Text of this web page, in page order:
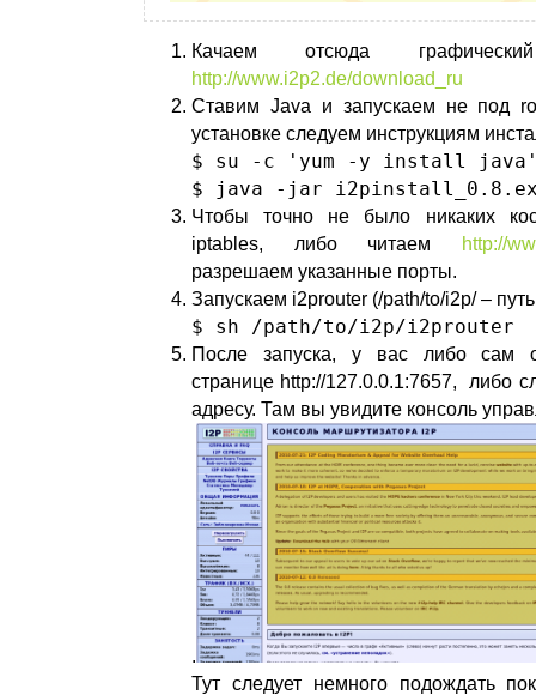
Качаем отсюда
http://www.i2p2.de/download_ru
Ставим Java и запускаем не под
установке следуем инструкциям
$ su -c 'yum -y install
$ java -jar
Чтобы точно не было никаких
iptables, либо читаем http://
разрешаем указанные порты.
Запускаем i2prouter (/path/to/i2p/ –
$ sh /path/to/i2p/i2prouter
После запуска, у вас либо сам
странице http://127.0.0.1:7657, либо
адресу. Там вы увидите консоль
.
Тут следует немного подождать